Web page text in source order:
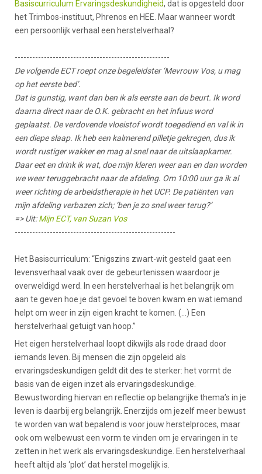
Basiscurriculum Ervaringsdeskundigheid, dat is opgesteld door
het Trimbos-instituut, Phrenos en HEE. Maar wanneer wordt
een persoonlijk verhaal een herstelverhaal?
-----------------------------------------------------
De volgende ECT roept onze begeleidster ‘Mevrouw Vos, u mag
op het eerste bed’.
Dat is gunstig, want dan ben ik als eerste aan de beurt. Ik word
daarna direct naar de O.K. gebracht en het infuus word
geplaatst. De verdovende vloeistof wordt toegediend en val ik in
een diepe slaap. Ik heb een kalmerend pilletje gekregen, dus ik
wordt rustiger wakker en mag al snel naar de uitslaapkamer.
Daar eet en drink ik wat, doe mijn kleren weer aan en dan worden
we weer teruggebracht naar de afdeling. Om 10:00 uur ga ik al
weer richting de arbeidstherapie in het UCP. De patiënten van
mijn afdeling verbazen zich; ‘ben je zo snel weer terug?’
=> Uit:Mijn ECT, van Suzan Vos
-------------------------------------------------------
Het Basiscurriculum: “Enigszins zwart-wit gesteld gaat een
levensverhaal vaak over de gebeurtenissen waardoor je
overweldigd werd. In een herstelverhaal is het belangrijk om
aan te geven hoe je dat gevoel te boven kwam en wat iemand
helpt om weer in zijn eigen kracht te komen. (…) Een
herstelverhaal getuigt van hoop.”
Het eigen herstelverhaal loopt dikwijls als rode draad door
iemands leven. Bij mensen die zijn opgeleid als
ervaringsdeskundigen geldt dit des te sterker: het vormt de
basis van de eigen inzet als ervaringsdeskundige.
Bewustwording hiervan en reflectie op belangrijke thema’s in je
leven is daarbij erg belangrijk. Enerzijds om jezelf meer bewust
te worden van wat bepalend is voor jouw herstelproces, maar
ook om welbewust een vorm te vinden om je ervaringen in te
zetten in het werk als ervaringsdeskundige. Een herstelverhaal
heeft altijd als ‘plot’ dat herstel mogelijk is.